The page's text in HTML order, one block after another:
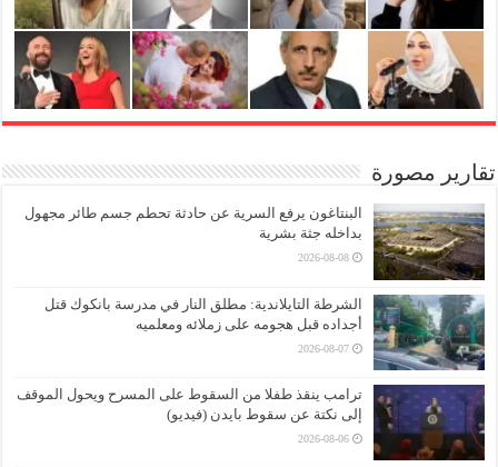
تقارير مصورة
البنتاغون يرفع السرية عن حادثة تحطم جسم طائر مجهول
بداخله جثة بشرية
2026-08-08
الشرطة التايلاندية: مطلق النار في مدرسة بانكوك قتل
أجداده قبل هجومه على زملائه ومعلميه
2026-08-07
ترامب ينقذ طفلا من السقوط على المسرح ويحول الموقف
إلى نكتة عن سقوط بايدن (فيديو)
2026-08-06